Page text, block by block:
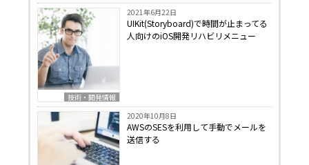
技術・開発情報
2021年6月22日
UIKit(Storyboard)で時間が止まってる
人向けのiOS開発リハビリメニュー
2020年10月8日
AWSのSESを利用して手動でメールを
送信する